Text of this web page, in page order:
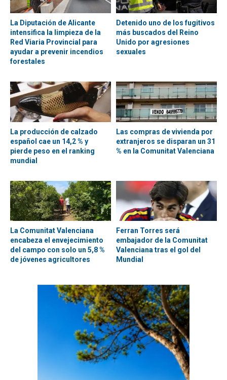
La Diputación de Alicante
intensifica la limpieza de la
Red Viaria Provincial para
ayudar a prevenir incendios
forestales
Detenido uno de los fugitivos
más buscados del Reino
Unido por agresiones
sexuales
La producción de calzado
español cae un 14,2 % y
pierde peso en el ranking
mundial
Las compras de vivienda por
extranjeros se disparan un 31
% en la Comunitat Valenciana
La Comunitat Valenciana
encabeza el envejecimiento
del campo con solo un 5,8 %
de jóvenes agricultores
Ferran Torres será
embajador de la Comunitat
Valenciana tras el gol del
Mundial